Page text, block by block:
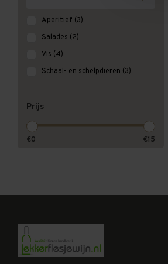
Aperitief (3)
Salades (2)
Vis (4)
Schaal- en schelpdieren (3)
Prijs
€0 €15